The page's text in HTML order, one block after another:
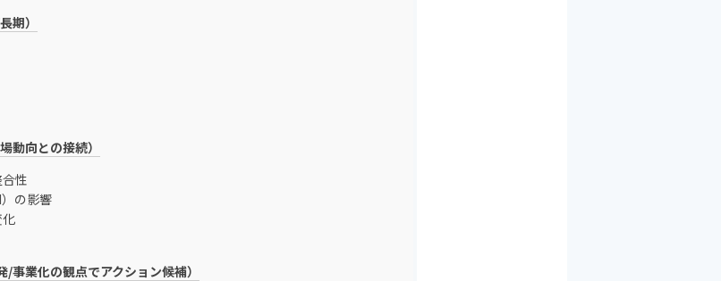
期）
動向との接続）
性
の影響
事業化の観点でアクション候補）